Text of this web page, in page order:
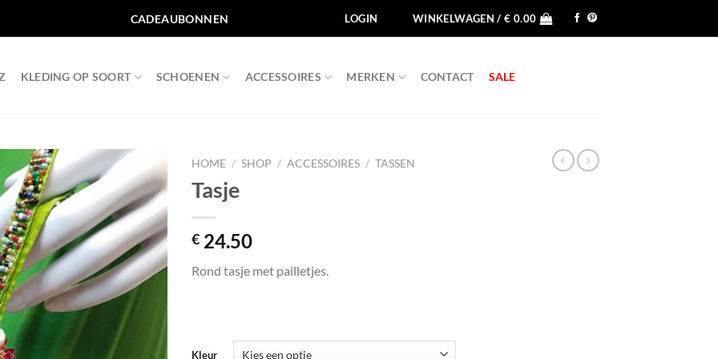
CADEAUBONNEN LOGIN WINKELWAGEN /€ 0.00
KLEDING OP SOORT SCHOENEN ACCESSOIRES MERKEN CONTACT SALE
Toevoegen
aan
wenslijst
HOME / SHOP / ACCESSOIRES / TASSEN
Tasje
€ 24.50
Rond tasje met pailletjes.
Kleur